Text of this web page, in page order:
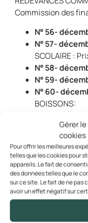
Gérer
cookies
Pour offrir les meilleures
telles que les cookies pour
appareils. Le fait de
des données telles que le
sur ce site. Le fait de ne
avoir un effet négatif sur
Commission des
N° 56-
N° 57-
SCOLAIRE :
N° 58-
N° 59-
N° 60-
BOISSONS:
N° 62 –
caravane
N° 63 –
SECURITE
N° 64 –
N° 65 –
annuelle et